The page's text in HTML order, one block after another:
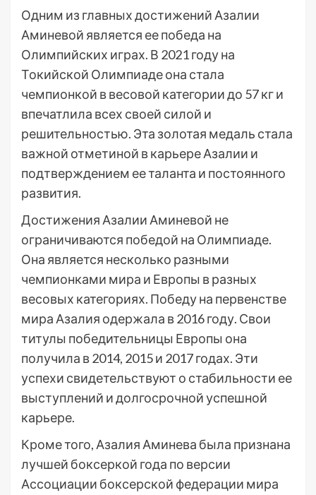
Одним из главных достижений Азалии
Аминевой является ее победа на
Олимпийских играх. В 2021 году на
Токийской Олимпиаде она стала
чемпионкой в весовой категории до 57 кг и
впечатлила всех своей силой и
решительностью. Эта золотая медаль стала
важной отметиной в карьере Азалии и
подтверждением ее таланта и постоянного
развития.
Достижения Азалии Аминевой не
ограничиваются победой на Олимпиаде.
Она является несколько разными
чемпионками мира и Европы в разных
весовых категориях. Победу на первенстве
мира Азалия одержала в 2016 году. Свои
титулы победительницы Европы она
получила в 2014, 2015 и 2017 годах. Эти
успехи свидетельствуют о стабильности ее
выступлений и долгосрочной успешной
карьере.
Кроме того, Азалия Аминева была признана
лучшей боксеркой года по версии
Ассоциации боксерской федерации мира